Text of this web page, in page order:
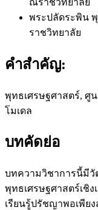
พระปลัดระพิน
ราชวิทยาลัย
คำสำคัญ:
พุทธเศรษฐศาสตร์, ศู
โมเดล
บทคัดย่อ
บทความวิชาการนี้มีวั
พุทธเศรษฐศาสตร์เชิ
เรียนรู้ปรัชญาพอเพีย